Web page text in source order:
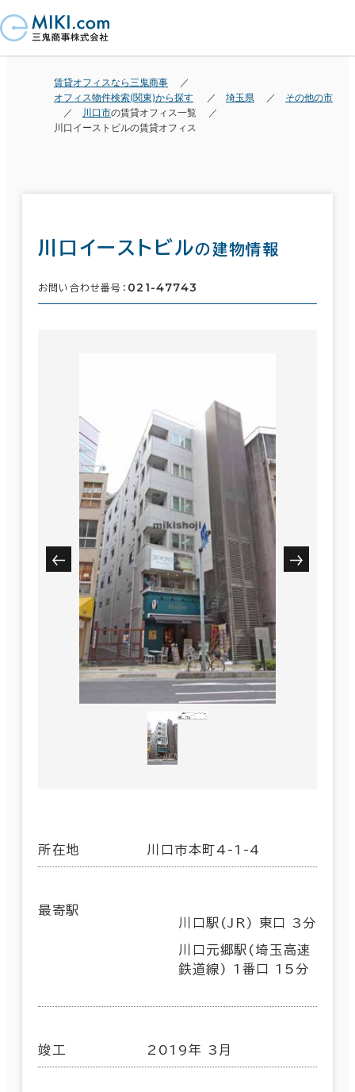
賃貸オフィスなら三鬼商事
オフィス物件検索(関東)から探す
埼玉県
その他の市
川口市の賃貸オフィス一覧
川口イーストビルの賃貸オフィス
川口イーストビルの建物情報
お問い合わせ番号： 021-47743
所在地 川口市本町4-1-4
最寄駅
川口駅(JR) 東口 3分
川口元郷駅(埼玉高速
鉄道線) 1番口 15分
竣工 2019年 3月